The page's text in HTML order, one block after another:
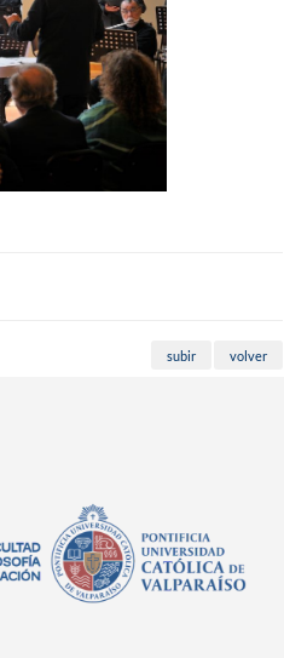
subir volver